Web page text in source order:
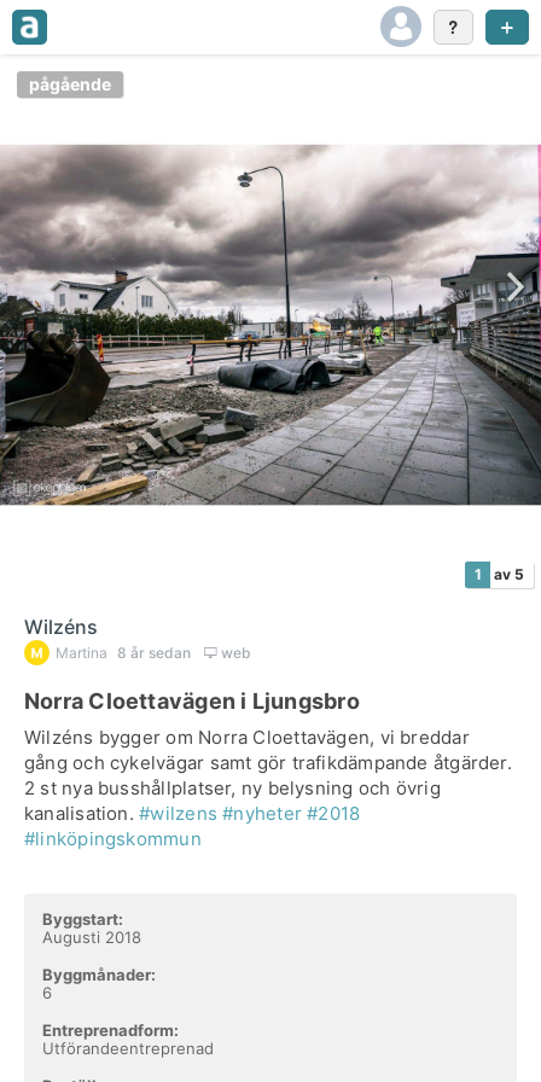
pågående
1 av 5
Wilzéns
Martina 8 år sedan web
Norra Cloettavägen i Ljungsbro
Wilzéns bygger om Norra Cloettavägen, vi breddar
gång och cykelvägar samt gör trafikdämpande åtgärder.
2 st nya busshållplatser, ny belysning och övrig
kanalisation.#wilzens #nyheter #2018
#linköpingskommun
Byggstart:
Augusti 2018
Byggmånader:
6
Entreprenadform:
Utförandeentreprenad